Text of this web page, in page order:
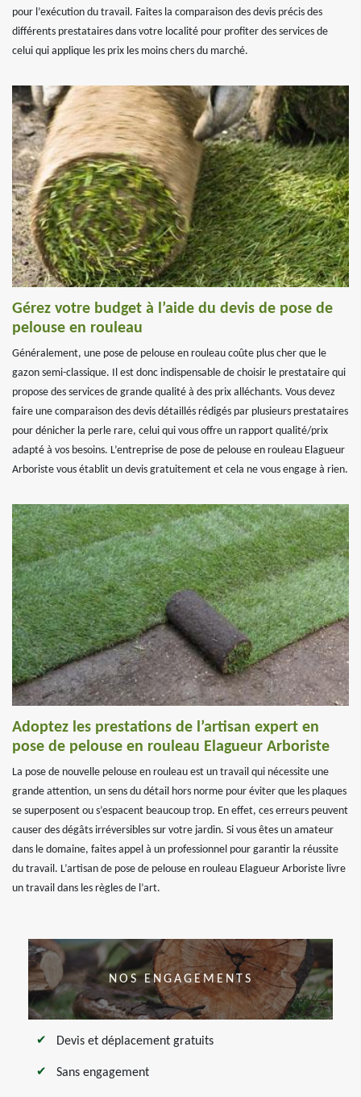
pour l’exécution du travail. Faites la comparaison des devis précis des
différents prestataires dans votre localité pour profiter des services de
celui qui applique les prix les moins chers du marché.
Gérez votre budget à l’aide du devis de pose de
pelouse en rouleau
Généralement, une pose de pelouse en rouleau coûte plus cher que le
gazon semi-classique. Il est donc indispensable de choisir le prestataire qui
propose des services de grande qualité à des prix alléchants. Vous devez
faire une comparaison des devis détaillés rédigés par plusieurs prestataires
pour dénicher la perle rare, celui qui vous offre un rapport qualité/prix
adapté à vos besoins. L’entreprise de pose de pelouse en rouleau Elagueur
Arboriste vous établit un devis gratuitement et cela ne vous engage à rien.
Adoptez les prestations de l’artisan expert en
pose de pelouse en rouleau Elagueur Arboriste
La pose de nouvelle pelouse en rouleau est un travail qui nécessite une
grande attention, un sens du détail hors norme pour éviter que les plaques
se superposent ou s’espacent beaucoup trop. En effet, ces erreurs peuvent
causer des dégâts irréversibles sur votre jardin. Si vous êtes un amateur
dans le domaine, faites appel à un professionnel pour garantir la réussite
du travail. L’artisan de pose de pelouse en rouleau Elagueur Arboriste livre
un travail dans les règles de l’art.
NOS ENGAGEMENTS
Devis et déplacement gratuits
Sans engagement